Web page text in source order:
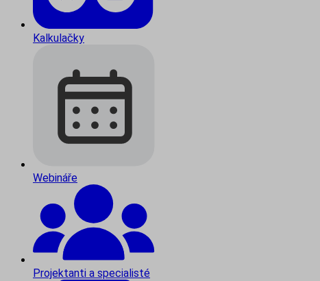
Kalkulačky
Webináře
Projektanti a specialisté